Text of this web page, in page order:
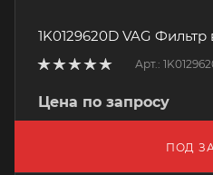
1K0129620D VAG
Арт.:
Цена по запросу
ПОД